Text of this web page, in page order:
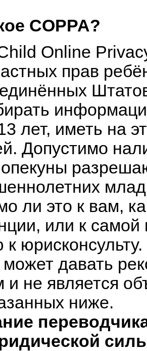
COPPA?
Online
прав
лет, иметь на
Допустимо
опекуны
ли это к вам,
или к самой
давать
и не является
ниже.